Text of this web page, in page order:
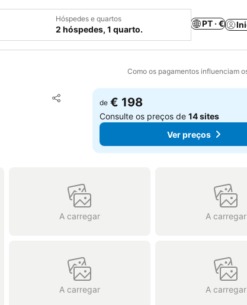
Hóspedes e quartos
2 hóspedes, 1 quarto.
PT · €
Como os pagamentos influenciam
Partilhar
Adicionar aos favoritos
de € 198
Consulte os preços de14 sites
Ver preços
A carregar A carregar
A carregar A carregar